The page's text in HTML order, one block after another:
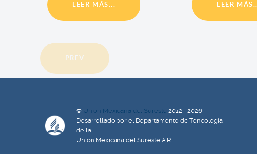
LEER MÁS... LEER MÁS...
PREV
© Unión Mexicana del Sureste 2012 - 2026
Desarrollado por el Departamento de Tencología
de la
Unión Mexicana del Sureste A.R..